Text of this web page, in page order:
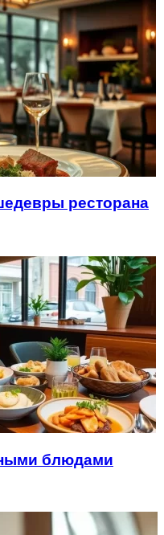
ресторана
блюдами